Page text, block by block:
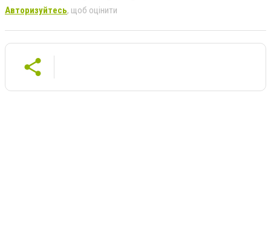
Авторизуйтесь, щоб оцінити